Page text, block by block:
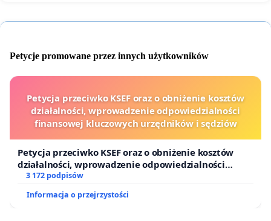
Petycje promowane przez innych użytkowników
Petycja przeciwko KSEF oraz o obniżenie kosztów
działalności, wprowadzenie odpowiedzialności
finansowej kluczowych urzędników i sędziów
Petycja przeciwko KSEF oraz o obniżenie kosztów
działalności, wprowadzenie odpowiedzialności
finansowej kluczowych urzędników i sędziów
3 172 podpisów
Informacja o przejrzystości